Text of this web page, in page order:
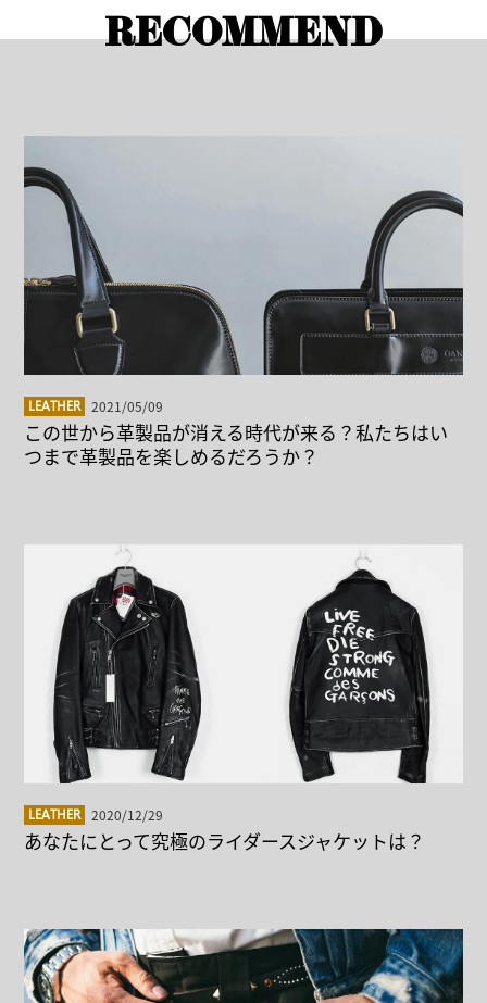
RECOMMEND
LEATHER 2021/05/09
この世から革製品が消える時代が来る？私たちはい
つまで革製品を楽しめるだろうか？
LEATHER 2020/12/29
あなたにとって究極のライダースジャケットは？